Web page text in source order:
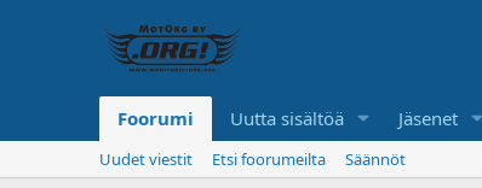
Foorumi Uutta sisältöä Jäsenet
Uudet viestit Etsi foorumeilta
Säännöt